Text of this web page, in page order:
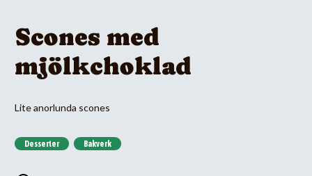
Scones med
mjölkchoklad
Lite anorlunda scones
Desserter Bakverk